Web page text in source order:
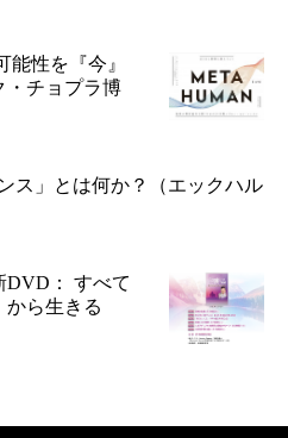
能性を『今』
チョプラ博
ンス」とは何か？（エックハル
DVD： すべて
から生きる